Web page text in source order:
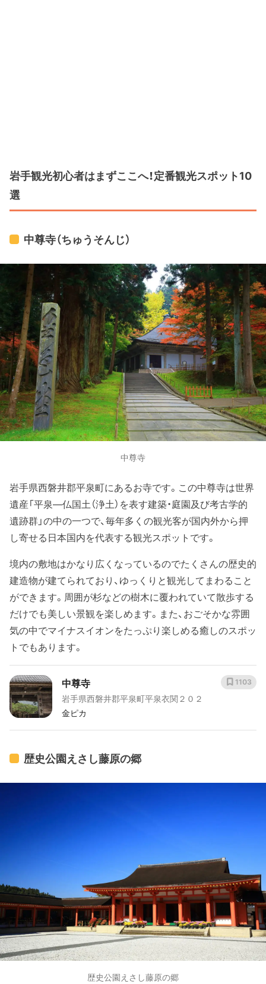
岩手観光初心者はまずここへ！定番観光スポット10
選
中尊寺（ちゅうそんじ）
中尊寺
岩手県西磐井郡平泉町にあるお寺です。この中尊寺は世界
遺産「平泉―仏国土（浄土）を表す建築・庭園及び考古学的
遺跡群」の中の一つで、毎年多くの観光客が国内外から押
し寄せる日本国内を代表する観光スポットです。
境内の敷地はかなり広くなっているのでたくさんの歴史的
建造物が建てられており、ゆっくりと観光してまわること
ができます。周囲が杉などの樹木に覆われていて散歩する
だけでも美しい景観を楽しめます。また、おごそかな雰囲
気の中でマイナスイオンをたっぷり楽しめる癒しのスポッ
トでもあります。
中尊寺
岩手県西磐井郡平泉町平泉衣関２０２
金ピカ
1103
歴史公園えさし藤原の郷
歴史公園えさし藤原の郷